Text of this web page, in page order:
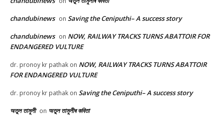
chandubinews on Saving the Ceniputhi– A success story
chandubinews on NOW, RAILWAY TRACKS TURNS ABATTOIR FOR
ENDANGERED VULTURE
dr. pronoy kr pathak on NOW, RAILWAY TRACKS TURNS ABATTOIR
FOR ENDANGERED VULTURE
dr. pronoy kr pathak on Saving the Ceniputhi– A success story
অতুল তামুলী on অতুল তামুলীৰ কবিতা